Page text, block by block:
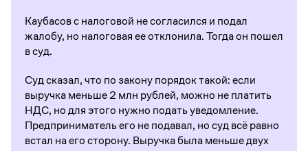
Каубасов с налоговой не согласился и подал
жалобу, но налоговая ее отклонила. Тогда он пошел
в суд.
Суд сказал, что по закону порядок такой: если
выручка меньше 2 млн рублей, можно не платить
НДС, но для этого нужно подать уведомление.
Предприниматель его не подавал, но суд всё равно
встал на его сторону. Выручка была меньше двух